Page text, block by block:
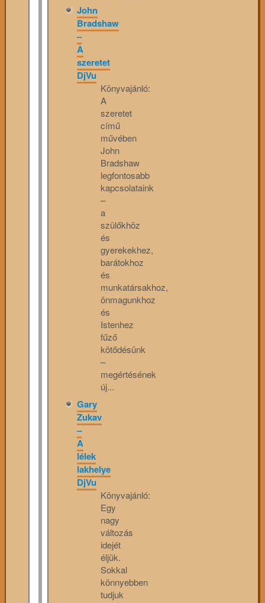
John
Bradshaw
–
A
szeretet
DjVu
Könyvajánló:
A
szeretet
című
művében
John
Bradshaw
legfontosabb
kapcsolataink
–
a
szülőkhöz
és
gyerekekhez,
barátokhoz
és
munkatársakhoz,
önmagunkhoz
és
Istenhez
fűző
kötődésünk
–
megértésének
új...
Gary
Zukav
–
A
lélek
lakhelye
DjVu
Könyvajánló:
Egy
nagy
változás
idejét
éljük.
Sokkal
könnyebben
tudjuk